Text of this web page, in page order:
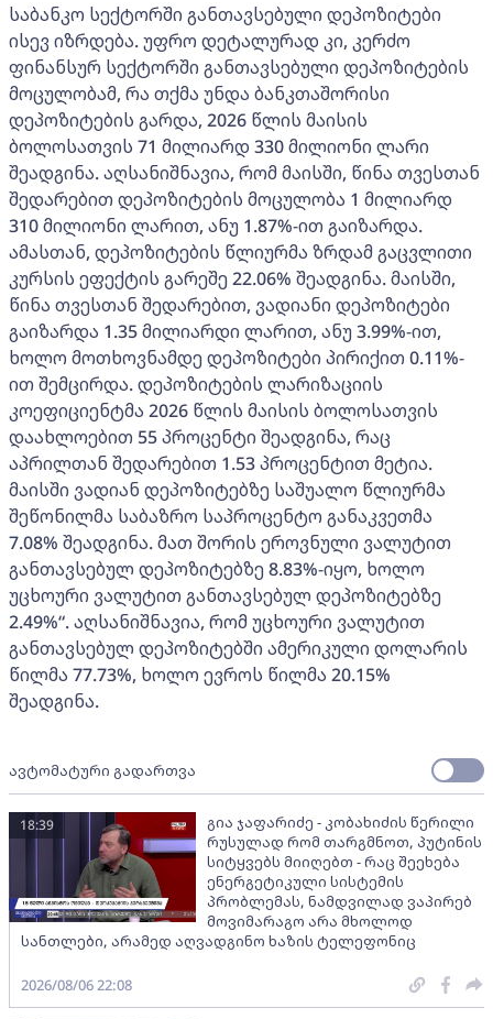
საბანკო სექტორში განთავსებული დეპოზიტები
ისევ იზრდება. უფრო დეტალურად კი, კერძო
ფინანსურ სექტორში განთავსებული დეპოზიტების
მოცულობამ, რა თქმა უნდა ბანკთაშორისი
დეპოზიტების გარდა, 2026 წლის მაისის
ბოლოსათვის 71 მილიარდ 330 მილიონი ლარი
შეადგინა. აღსანიშნავია, რომ მაისში, წინა თვესთან
შედარებით დეპოზიტების მოცულობა 1 მილიარდ
310 მილიონი ლარით, ანუ 1.87%-ით გაიზარდა.
ამასთან, დეპოზიტების წლიურმა ზრდამ გაცვლითი
კურსის ეფექტის გარეშე 22.06% შეადგინა. მაისში,
წინა თვესთან შედარებით, ვადიანი დეპოზიტები
გაიზარდა 1.35 მილიარდი ლარით, ანუ 3.99%-ით,
ხოლო მოთხოვნამდე დეპოზიტები პირიქით 0.11%-
ით შემცირდა. დეპოზიტების ლარიზაციის
კოეფიციენტმა 2026 წლის მაისის ბოლოსათვის
დაახლოებით 55 პროცენტი შეადგინა, რაც
აპრილთან შედარებით 1.53 პროცენტით მეტია.
მაისში ვადიან დეპოზიტებზე საშუალო წლიურმა
შეწონილმა საბაზრო საპროცენტო განაკვეთმა
7.08% შეადგინა. მათ შორის ეროვნული ვალუტით
განთავსებულ დეპოზიტებზე 8.83%-იყო, ხოლო
უცხოური ვალუტით განთავსებულ დეპოზიტებზე
2.49%“. აღსანიშნავია, რომ უცხოური ვალუტით
განთავსებულ დეპოზიტებში ამერიკული დოლარის
წილმა 77.73%, ხოლო ევროს წილმა 20.15%
შეადგინა.
ავტომატური გადართვა
გია ჯაფარიძე - კობახიძის წერილი
რუსულად რომ თარგმნოთ, პუტინის
სიტყვებს მიიღებთ - რაც შეეხება
ენერგეტიკული სისტემის
პრობლემას, ნამდვილად ვაპირებ
მოვიმარაგო არა მხოლოდ
სანთლები, არამედ აღვადგინო ხაზის ტელეფონიც
18:39
2026/08/06 22:08